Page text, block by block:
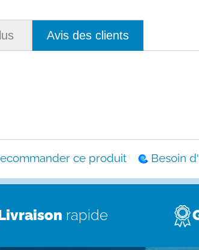
Avis des clients
ce produit Besoin
rapide